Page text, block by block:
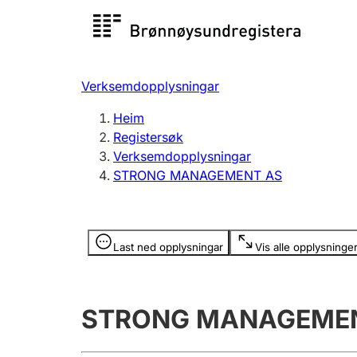
Registersøk
Registrere, endre, slette
Verksemdopplysningar
Heim
Registersøk
Verksemdopplysningar
STRONG MANAGEMENT AS
Last ned opplysningar Vis alle opplysninger
Opplysninger er skjult
STRONG